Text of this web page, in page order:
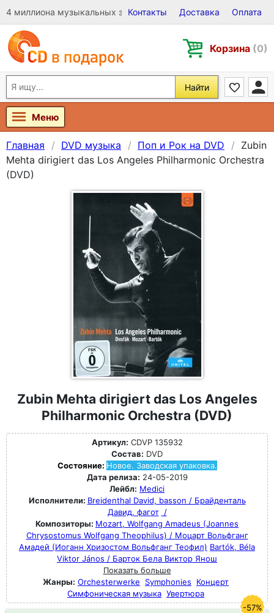
4 миллиона музыкальных записей на Виниле, CD и DVD
Контакты Доставка Оплата
Корзина (0)
Найти
Меню
Главная DVD музыка Поп и Рок на DVD
Zubin
Mehta dirigiert das Los Angeles Philharmonic Orchestra
(DVD)
Zubin Mehta dirigiert das Los Angeles
Philharmonic Orchestra (DVD)
Артикул: CDVP 135932
Состав: DVD
Состояние: Новое. Заводская упаковка.
Дата релиза: 24-05-2019
Лейбл: Medici
Исполнители: Breidenthal David, basson / Брайденталь
Давид, фагот /
Композиторы: Mozart, Wolfgang Amadeus (Joannes
Chrysostomus Wolfgang Theophilus) / Моцарт Вольфганг
Амадей (Иоганн Хризостом Вольфганг Теофил) Bartók, Béla
Viktor János / Барток Бела Виктор Янош
Показать больше
Жанры: Orchesterwerke Symphonies
Концерт
Симфоническая музыка Увертюра
-57%